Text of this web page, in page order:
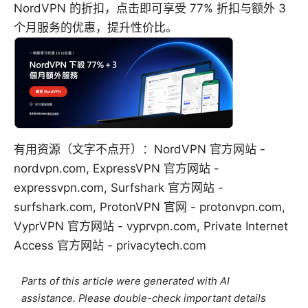
NordVPN 的折扣，点击即可享受 77% 折扣与额外 3
个月服务的优惠，提升性价比。
有用资源（文字不点开）：NordVPN 官方网站 -
nordvpn.com, ExpressVPN 官方网站 -
expressvpn.com, Surfshark 官方网站 -
surfshark.com, ProtonVPN 官网 - protonvpn.com,
VyprVPN 官方网站 - vyprvpn.com, Private Internet
Access 官方网站 - privacytech.com
Parts of this article were generated with AI
assistance. Please double-check important details